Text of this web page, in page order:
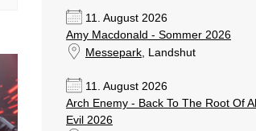
11. August 2026
Amy Macdonald - Sommer 2026
Messepark, Landshut
11. August 2026
Arch Enemy - Back To The Root Of All
Evil 2026